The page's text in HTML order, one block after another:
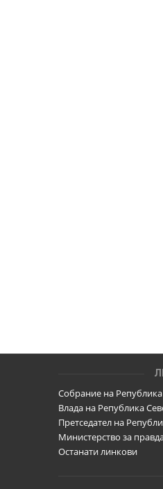
Собрание на
Влада на Република
Претседател на
Министерство за
Останати линкови